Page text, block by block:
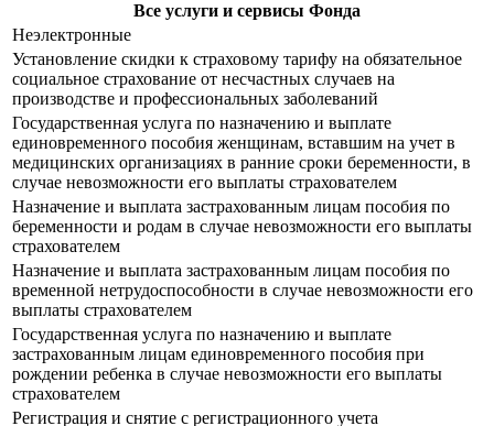
Все услуги и сервисы Фонда
Неэлектронные
Установление скидки к страховому тарифу на обязательное
социальное страхование от несчастных случаев на
производстве и профессиональных заболеваний
Государственная услуга по назначению и выплате
единовременного пособия женщинам, вставшим на учет в
медицинских организациях в ранние сроки беременности, в
случае невозможности его выплаты страхователем
Назначение и выплата застрахованным лицам пособия по
беременности и родам в случае невозможности его выплаты
страхователем
Назначение и выплата застрахованным лицам пособия по
временной нетрудоспособности в случае невозможности его
выплаты страхователем
Государственная услуга по назначению и выплате
застрахованным лицам единовременного пособия при
рождении ребенка в случае невозможности его выплаты
страхователем
Регистрация и снятие с регистрационного учета